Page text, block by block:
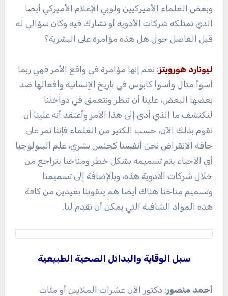
وبعض العلماء الأميركيين ولوبي الإعلام الأميركي أيضا
الذي تمتلكه شركات الأدوية أو تشارك فيه وكان سؤالي له
قبل الفاصل حول هل هذه مؤامرة على البشرية؟
ليونارد هورويتز: نعم إنها مؤامرة في واقع الأمر فهي ربما
أسوأ مثال وأسوأ كابوس في تاريخ الإنسانية وأفعالها ضد
بعضها البعض، علينا أن ننظر ونتعمق في دواخلنا
لنكتشف ما الذي أدى إلى هذا الأمر وأعتقد أنه علينا أن
نقوم بذلك الآن، حسب الكثير من العلماء فإننا نمر على
حافة الانقراض نحن أنفسنا كجنس بشري، علم البيولوجيا
أي الأحياء يتم تسميمه بشكل خطر ومناخنا يتراجع من
خلال شركات الأدوية هذه، وبالإضافة إلى تسميمنا
وتسميم مناخنا هناك أيضا هم يبقوننا بعيدين من كافة
هذه المواد الشافية التي يمكن أن تقدم لنا.
سبل الوقاية والبدائل الصحية الطبيعية
أحمد منصور: دكتور الآن عشرات الملايين أو مئات